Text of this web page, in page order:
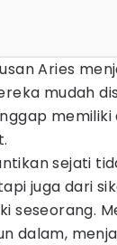
Aries
mudah
sejati
juga dari
seseorang.
dalam,